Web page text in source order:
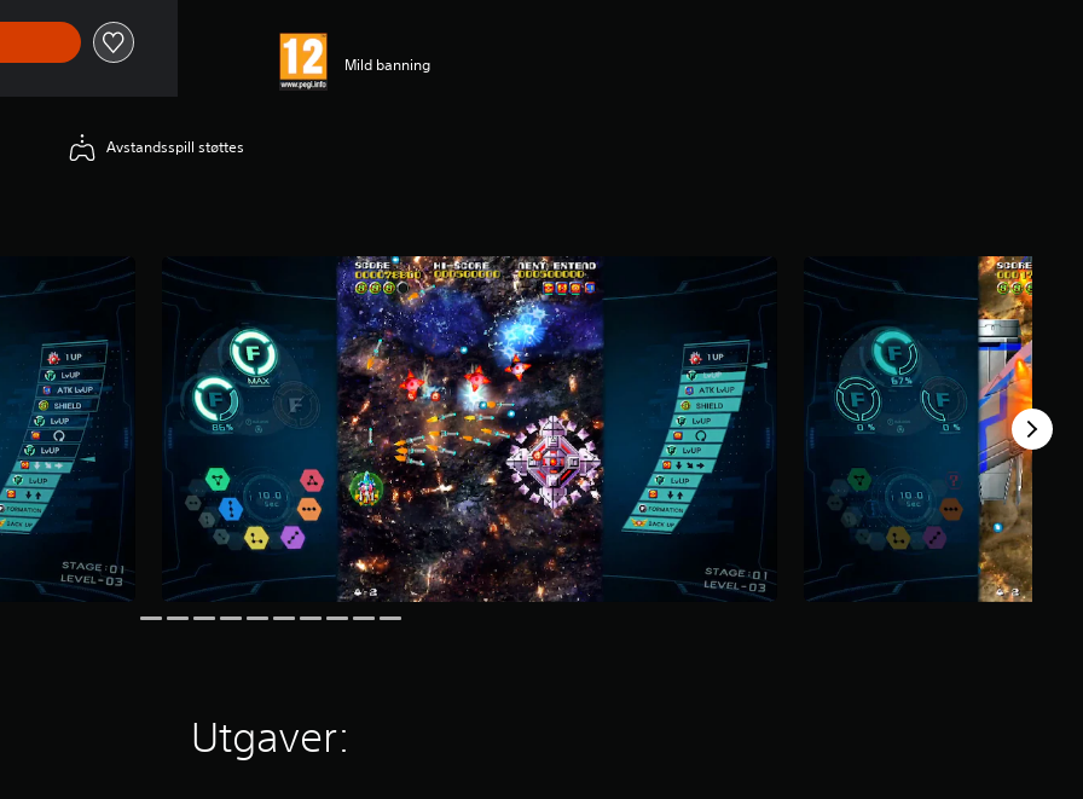
Mild banning
Avstandsspill støttes
Utgaver: